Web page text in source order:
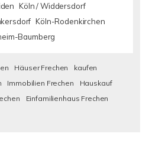
Köln / Widdersdorf
Köln-Rodenkirchen
Baumberg
Häuser Frechen
kaufen
Immobilien Frechen
Hauskauf
Einfamilienhaus Frechen